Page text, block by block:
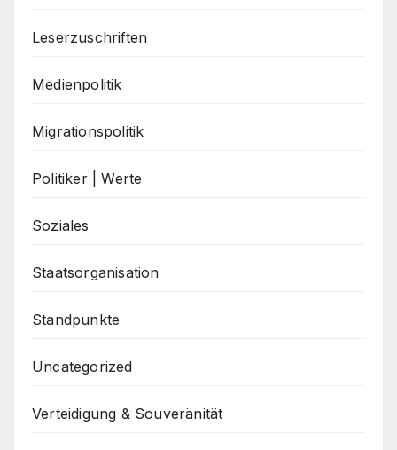
Leserzuschriften
Medienpolitik
Migrationspolitik
Politiker | Werte
Soziales
Staatsorganisation
Standpunkte
Uncategorized
Verteidigung & Souveränität